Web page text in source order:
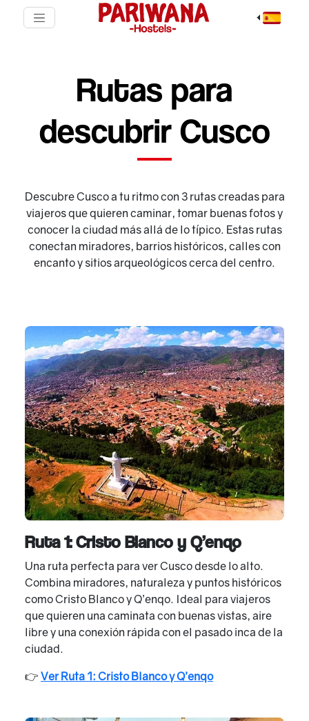
Rutas para
descubrir Cusco
Descubre Cusco a tu ritmo con 3 rutas creadas para
viajeros que quieren caminar, tomar buenas fotos y
conocer la ciudad más allá de lo típico. Estas rutas
conectan miradores, barrios históricos, calles con
encanto y sitios arqueológicos cerca del centro.
Ruta 1: Cristo Blanco y Q’enqo
Una ruta perfecta para ver Cusco desde lo alto.
Combina miradores, naturaleza y puntos históricos
como Cristo Blanco y Q’enqo. Ideal para viajeros
que quieren una caminata con buenas vistas, aire
libre y una conexión rápida con el pasado inca de la
ciudad.
👉 Ver Ruta 1: Cristo Blanco y Q’enqo